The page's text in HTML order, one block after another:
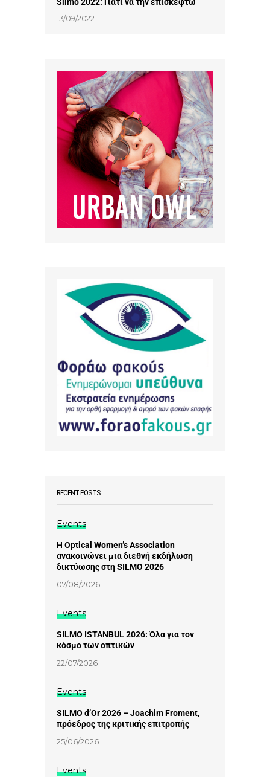
13/09/2022
RECENT POSTS
Events
Η Optical Women’s Association
ανακοινώνει μια διεθνή εκδήλωση
δικτύωσης στη SILMO 2026
07/08/2026
Events
SILMO ISTANBUL 2026: Όλα για τον
κόσμο των οπτικών
22/07/2026
Events
SILMO d’Or 2026 – Joachim Froment,
πρόεδρος της κριτικής επιτροπής
25/06/2026
Events